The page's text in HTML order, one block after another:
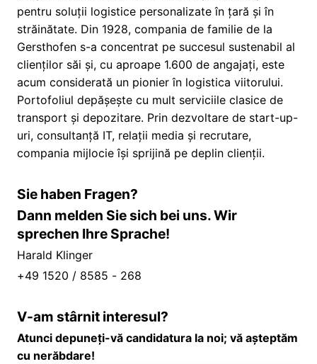
pentru soluții logistice personalizate în țară și în
străinătate. Din 1928, compania de familie de la
Gersthofen s-a concentrat pe succesul sustenabil al
clienților săi și, cu aproape 1.600 de angajați, este
acum considerată un pionier în logistica viitorului.
Portofoliul depășește cu mult serviciile clasice de
transport și depozitare. Prin dezvoltare de start-up-
uri, consultanță IT, relații media și recrutare,
compania mijlocie își sprijină pe deplin clienții.
Sie haben Fragen?
Dann melden Sie sich bei uns. Wir
sprechen Ihre Sprache!
Harald Klinger
+49 1520 / 8585 - 268
V-am stârnit interesul?
Atunci depuneți-vă candidatura la noi; vă așteptăm
cu nerăbdare!